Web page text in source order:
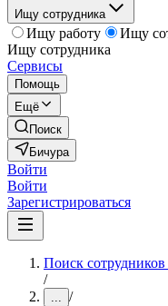
Ищу сотрудника
Ищу работу
Ищу
Ищу сотрудника
Сервисы
Помощь
Ещё
Поиск
Бичура
Войти
Войти
Зарегистрироваться
Поиск
/
... /